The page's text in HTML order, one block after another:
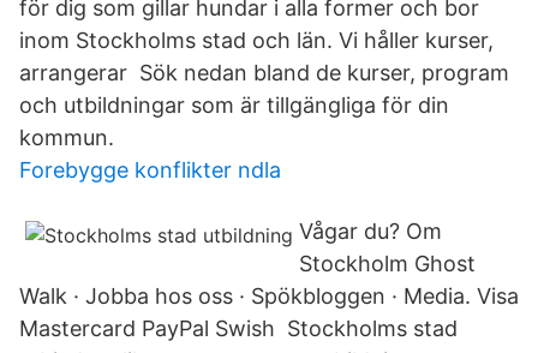
för dig som gillar hundar i alla former och bor
inom Stockholms stad och län. Vi håller kurser,
arrangerar Sök nedan bland de kurser, program
och utbildningar som är tillgängliga för din
kommun.
Forebygge konflikter ndla
Vågar du? Om
Stockholm Ghost
Walk · Jobba hos oss · Spökbloggen · Media. Visa
Mastercard PayPal Swish Stockholms stad